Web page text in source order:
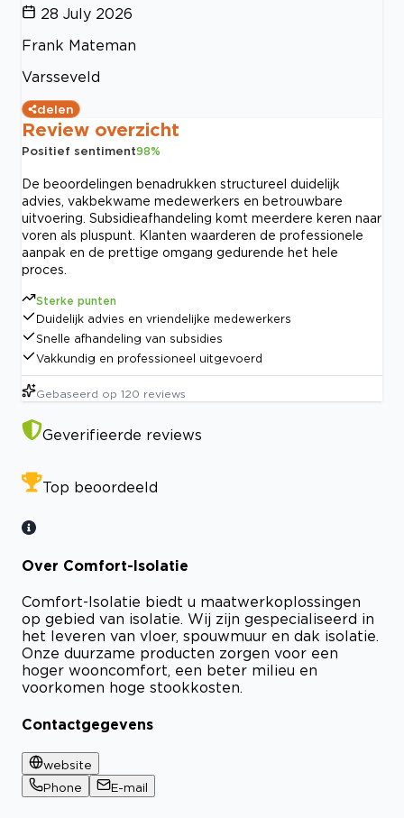
28 July 2026
Frank Mateman
Varsseveld
delen
Review overzicht
Positief sentiment98%
De beoordelingen benadrukken structureel duidelijk
advies, vakbekwame medewerkers en betrouwbare
uitvoering. Subsidieafhandeling komt meerdere keren naar
voren als pluspunt. Klanten waarderen de professionele
aanpak en de prettige omgang gedurende het hele
proces.
Sterke punten
Duidelijk advies en vriendelijke medewerkers
Snelle afhandeling van subsidies
Vakkundig en professioneel uitgevoerd
Gebaseerd op 120 reviews
Geverifieerde reviews
Top beoordeeld
Over Comfort-Isolatie
Comfort-Isolatie biedt u maatwerkoplossingen
op gebied van isolatie. Wij zijn gespecialiseerd in
het leveren van vloer, spouwmuur en dak isolatie.
Onze duurzame producten zorgen voor een
hoger wooncomfort, een beter milieu en
voorkomen hoge stookkosten.
Contactgegevens
website
Phone
E-mail